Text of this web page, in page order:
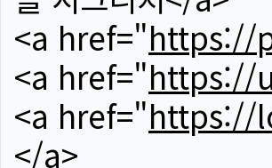
<a href="https://
<a href="https://
<a href="https://
</a>